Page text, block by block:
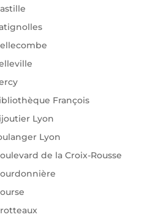
François
Lyon
Lyon
de la Croix-Rousse